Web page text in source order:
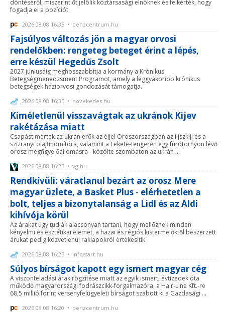
döntéséről, miszerint őt jelölik köztársasági elnöknek és felkérték, hogy
fogadja el a pozíciót.
2026.08.08 16:35 • penzcentrum.hu
Fajsúlyos változás jön a magyar orvosi
rendelőkben: rengeteg beteget érint a lépés,
erre készül Hegedűs Zsolt
2027 júniusáig meghosszabbítja a kormány a Krónikus
Betegségmenedzsment Programot, amely a leggyakoribb krónikus
betegségek háziorvosi gondozását támogatja.
2026.08.08 16:35 • novekedes.hu
Kíméletlenül visszavágtak az ukránok Kijev
rakétázása miatt
Csapást mértek az ukrán erők az éjjel Oroszországban az iljszkiji és a
szizranyi olajfinomítóra, valamint a Fekete-tengeren egy fúrótornyon lévő
orosz megfigyelőállomásra - közölte szombaton az ukrán ...
2026.08.08 16:25 • vg.hu
Rendkívüli: váratlanul bezárt az orosz Mere
magyar üzlete, a Basket Plus - elérhetetlen a
bolt, teljes a bizonytalanság a Lidl és az Aldi
kihívója körül
Az árakat úgy tudják alacsonyan tartani, hogy mellőznek minden
kényelmi és esztétikai elemet, a hazai és régiós kistermelőktől beszerzett
árukat pedig közvetlenül raklapokról értékesítik.
2026.08.08 16:25 • infostart.hu
Súlyos bírságot kapott egy ismert magyar cég
A viszonteladási árak rögzítése miatt az egyik ismert, évtizedek óta
működő magyarországi fodrászcikk-forgalmazóra, a Hair-Line Kft.-re
68,5 millió forint versenyfelügyeleti bírságot szabott ki a Gazdasági ...
2026.08.08 16:20 • penzcentrum.hu